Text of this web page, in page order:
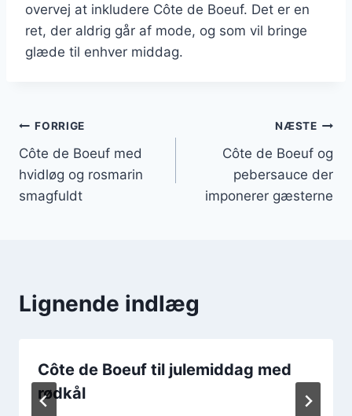
overvej at inkludere Côte de Boeuf. Det er en
ret, der aldrig går af mode, og som vil bringe
glæde til enhver middag.
Indlægsnavigation
FORRIGE
Côte de Boeuf med
hvidløg og rosmarin
smagfuldt
NÆSTE
Côte de Boeuf og
pebersauce der
imponerer gæsterne
Lignende indlæg
Côte de Boeuf til julemiddag med
rødkål